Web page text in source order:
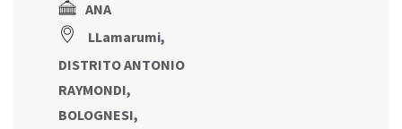
ANA
LLamarumi,
DISTRITO ANTONIO
RAYMONDI,
BOLOGNESI,